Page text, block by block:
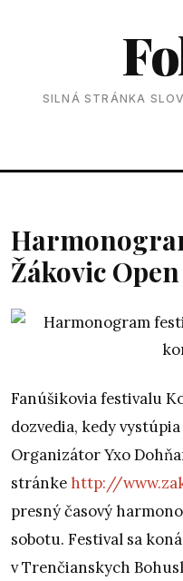
SILNÁ STRÁNKA
Žákovic
Fanúšikovia festivalu
dozvedia, kedy
Organizátor Yxo
stránke http://
presný časový
sobotu. Festival sa
v Trenčianskych